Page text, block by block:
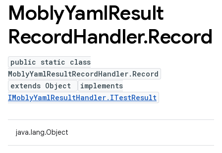
MoblyYamlResult
RecordHandler.Record
public static class
MoblyYamlResultRecordHandler.Record
extends Object
implements
IMoblyYamlResultHandler.ITestResult
java.lang.Object